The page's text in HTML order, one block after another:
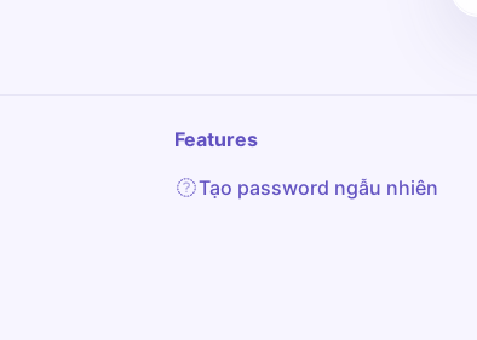
Features
Tạo password ngẫu nhiên